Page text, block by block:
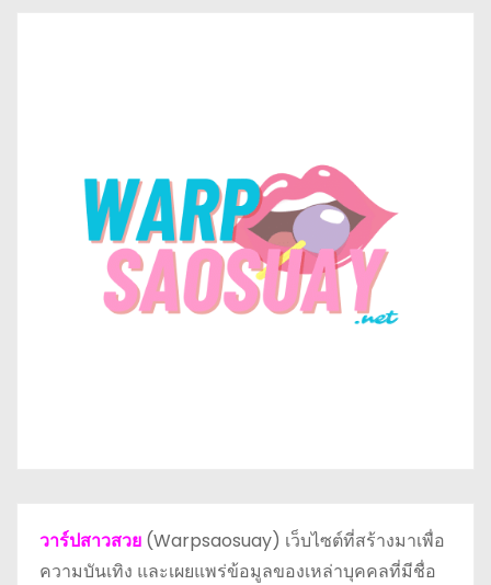
วาร์ปสาวสวย (Warpsaosuay) เว็บไซต์ที่สร้างมาเพื่อ
ความบันเทิง และเผยแพร่ข้อมูลของเหล่าบุคคลที่มีชื่อ